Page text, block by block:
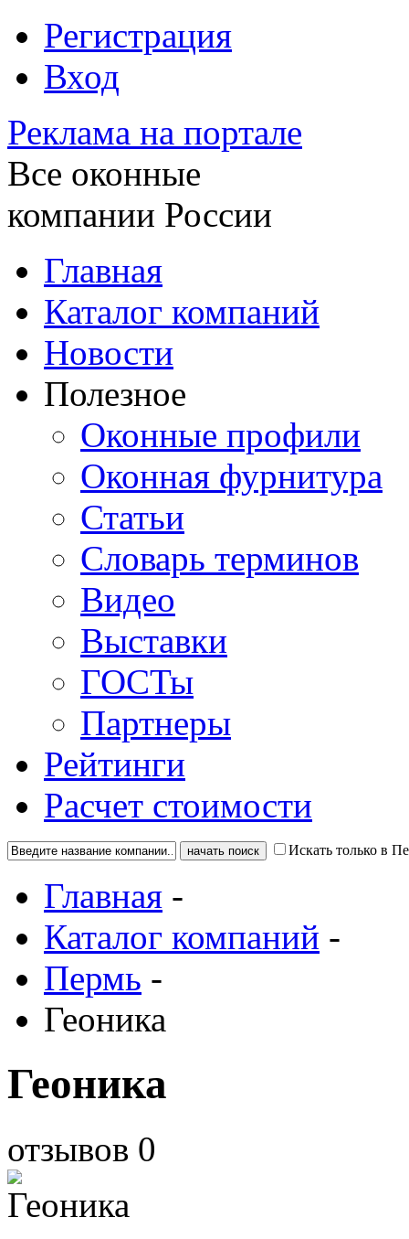
Регистрация
Вход
Реклама на портале
Все оконные
компании России
Главная
Каталог компаний
Новости
Полезное
Оконные профили
Оконная фурнитура
Статьи
Словарь терминов
Видео
Выставки
ГОСТы
Партнеры
Рейтинги
Расчет стоимости
Искать только в
Главная -
Каталог компаний -
Пермь -
Геоника
Геоника
отзывов 0